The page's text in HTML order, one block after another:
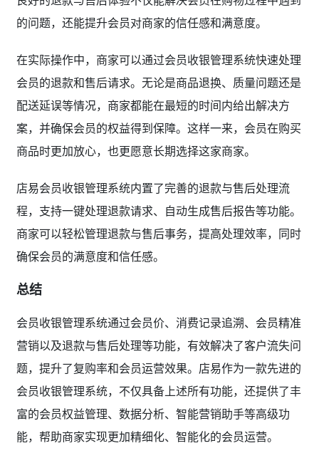
的问题，还能提升会员对商家的信任感和满意度。
在实际操作中，商家可以通过会员收银管理系统快速处理
会员的退款和售后请求。无论是商品退换、质量问题还是
配送延误等情况，商家都能在最短的时间内给出解决方
案，并确保会员的权益得到保障。这样一来，会员在购买
商品时更加放心，也更愿意长期选择这家商家。
店易会员收银管理系统内置了完善的退款与售后处理流
程，支持一键处理退款请求、自动生成售后报告等功能。
商家可以轻松管理退款与售后事务，提高处理效率，同时
确保会员的满意度和信任感。
总结
会员收银管理系统通过会员价、消费记录追溯、会员精准
营销以及退款与售后处理等功能，有效解决了客户流失问
题，提升了复购率和会员运营效果。店易作为一款先进的
会员收银管理系统，不仅具备上述所有功能，还提供了丰
富的会员权益管理、数据分析、智能营销助手等高级功
能，帮助商家实现更加精细化、智能化的会员运营。